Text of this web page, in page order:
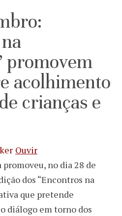
promovem
acolhimento
crianças e
Ouvir
no dia 28 de
dos “Encontros na
que pretende
diálogo em torno dos